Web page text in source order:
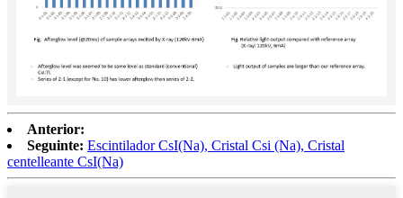
Anterior:
Seguinte: Escintilador CsI(Na), Cristal Csi (Na), Cristal
centelleante CsI(Na)